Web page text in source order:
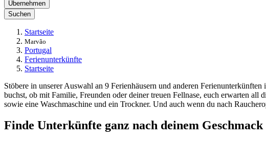
Übernehmen
Suchen
Startseite
Marvão
Portugal
Ferienunterkünfte
Startseite
Stöbere in unserer Auswahl an 9 Ferienhäusern und anderen
buchst, ob mit Familie, Freunden oder deiner treuen Fellnase, euch erwarten all
sowie eine Waschmaschine und ein Trockner. Und auch wenn du nach
Finde Unterkünfte ganz nach deinem Geschmack